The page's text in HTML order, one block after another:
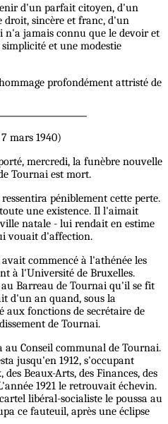
d'un parfait citoyen, d'un
droit, sincère et franc, d'un
n'a jamais connu que le devoir et
et une modestie
profondément attristé de
mars 1940)
mercredi, la funèbre nouvelle
Tournai est mort.
péniblement cette perte.
une existence. Il l'aimait
natale - lui rendait en estime
vouait d'affection.
commencé à l'athénée les
à l'Université de Bruxelles.
Barreau de Tournai qu'il se fit
d'un an quand, sous la
aux fonctions de secrétaire de
de Tournai.
Conseil communal de Tournai.
jusqu'en 1912, s'occupant
Beaux-Arts, des Finances, des
1921 le retrouvait échevin.
libéral-socialiste le poussa au
ce fauteuil, après une éclipse